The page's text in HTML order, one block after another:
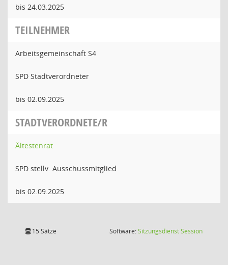
bis 24.03.2025
TEILNEHMER
Arbeitsgemeinschaft S4
SPD Stadtverordneter
bis 02.09.2025
STADTVERORDNETE/R
Ältestenrat
SPD stellv. Ausschussmitglied
bis 02.09.2025
15 Sätze Software:SitzungsdienstSession(Wird in